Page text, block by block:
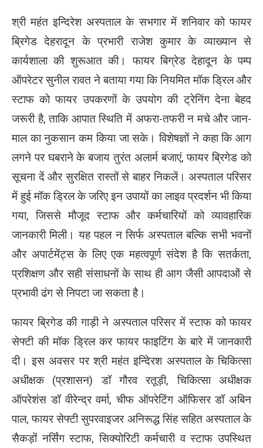
श्री महंत इन्दिरेश अस्पताल के सभगार में शनिवार को फायर
ब्रिगेड देहरादून के प्रभारी राजेश कुमार के व्याख्यान से
कार्यशाला की शुरूआत की। फायर बिग्रेड देहादून के पम्प
ऑपरेटर सुनील रावत ने बताया गया कि नियमित मॉक ड्रिल और
स्टाफ को फायर उपकरणों के उपयोग की ट्रेनिंग देना बेहद
जरूरी है, ताकि आपात स्थिति में अफरा-तफरी न मचे और जान-
माल का नुकसान कम किया जा सके। विशेषज्ञों ने कहा कि आग
लगने पर घबराने के बजाय तुरंत अलार्म बजाएं, फायर ब्रिगेड को
सूचना दें और सुरक्षित रास्तों से बाहर निकलें। अस्पताल परिसर
में हुई मॉक ड्रिल के जरिए इन उपायों का लाइव प्रदर्शन भी किया
गया, जिससे मौजूद स्टाफ और कर्मचारियों को व्यावहारिक
जानकारी मिली। यह पहल न सिर्फ अस्पताल बल्कि सभी भवनों
और अपार्टमेंट्स के लिए एक महत्वपूर्ण संदेश है कि सतर्कता,
प्रशिक्षण और सही संसाधनों के साथ ही आग जैसी आपदाओं से
प्रभावी ढंग से निपटा जा सकता है।
फायर ब्रिगेड की गाड़ी ने अस्पताल परिसर में स्टाफ को फायर
सेफ्टी की मॉक ड्रिल कर फायर फाइटिंग के बारे में जानकारी
दी। इस अवसर पर श्री महंत इन्दिेरश अस्पताल के चिकित्सा
अधीक्षक (प्रशासन) डॉ गौरव रतूड़ी, चिकित्सा अधीक्षक
ऑपरेशंस डॉ वीरेन्द्र वर्मा, चीफ ऑपरेटिंग ऑफिसर डॉ अबिन
पाल, फायर सेफ्टी सुपरवाइजर अनिरूद्ध सिंह सहित अस्पताल के
सैकड़ों नर्सिंग स्टाफ, सिक्योरिटी कर्मचारी व स्टाफ उपस्थित